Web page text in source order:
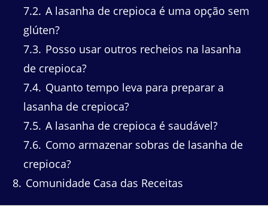
7.2 A lasanha de crepioca é uma opção sem
glúten?
7.3 Posso usar outros recheios na lasanha
de crepioca?
7.4 Quanto tempo leva para preparar a
lasanha de crepioca?
7.5 A lasanha de crepioca é saudável?
7.6 Como armazenar sobras de lasanha de
crepioca?
8 Comunidade Casa das Receitas